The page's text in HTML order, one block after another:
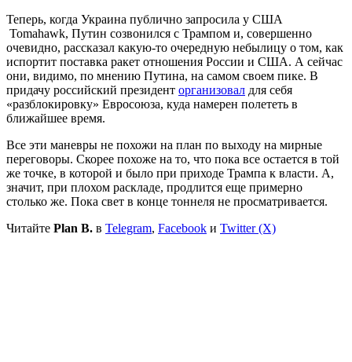
Теперь, когда Украина публично запросила у США
Tomahawk, Путин созвонился с Трампом и, совершенно
очевидно, рассказал какую-то очередную небылицу о том, как
испортит поставка ракет отношения России и США. А сейчас
они, видимо, по мнению Путина, на самом своем пике. В
придачу российский президент организовал для себя
«разблокировку» Евросоюза, куда намерен полететь в
ближайшее время.
Все эти маневры не похожи на план по выходу на мирные
переговоры. Скорее похоже на то, что пока все остается в той
же точке, в которой и было при приходе Трампа к власти. А,
значит, при плохом раскладе, продлится еще примерно
столько же. Пока свет в конце тоннеля не просматривается.
Читайте Plan B. в Telegram, Facebook и Twitter (X)